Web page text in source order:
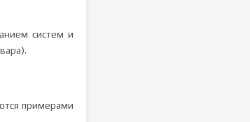
систем и
примерами